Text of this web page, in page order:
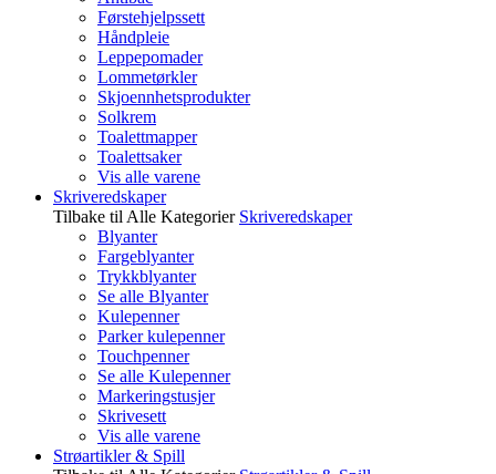
Førstehjelpssett
Håndpleie
Leppepomader
Lommetørkler
Skjoennhetsprodukter
Solkrem
Toalettmapper
Toalettsaker
Vis alle varene
Skriveredskaper
Tilbake til Alle Kategorier Skriveredskaper
Blyanter
Fargeblyanter
Trykkblyanter
Se alle Blyanter
Kulepenner
Parker kulepenner
Touchpenner
Se alle Kulepenner
Markeringstusjer
Skrivesett
Vis alle varene
Strøartikler & Spill